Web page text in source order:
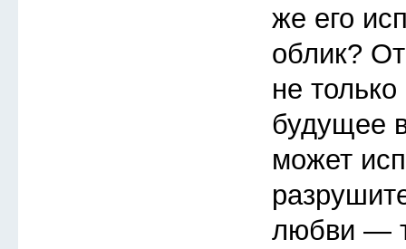
же его
облик?
не
будущее
может
любви —